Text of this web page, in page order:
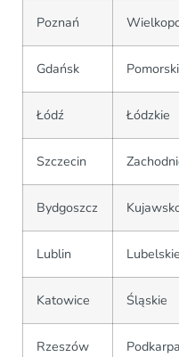
Poznań
Gdańsk
Łódź Łódzkie
Szczecin
Bydgoszcz
Lublin Lubelskie
Katowice Śląskie
Rzeszów